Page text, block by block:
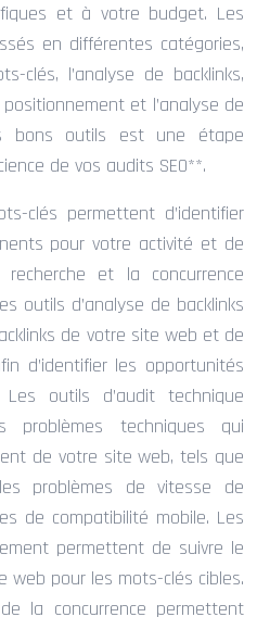
et à votre budget. Les
en différentes catégories,
clés, l’analyse de backlinks,
et l’analyse de
bons outils est une étape
de vos audits SEO**.
clés permettent d’identifier
pour votre activité et de
et la concurrence
outils d’analyse de backlinks
de votre site web et de
d’identifier les opportunités
outils d’audit technique
problèmes techniques qui
de votre site web, tels que
problèmes de vitesse de
de compatibilité mobile. Les
permettent de suivre le
pour les mots-clés cibles.
la concurrence permettent